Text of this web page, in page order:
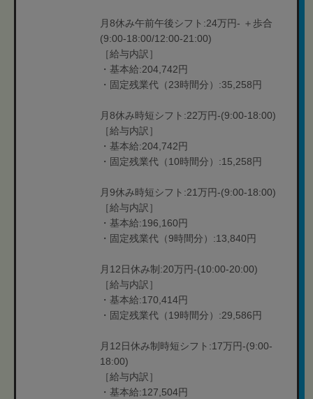
月8休み午前午後シフト:24万円- ＋歩合
(9:00-18:00/12:00-21:00)
［給与内訳］
・基本給:204,742円
・固定残業代（23時間分）:35,258円
月8休み時短シフト:22万円-(9:00-18:00)
［給与内訳］
・基本給:204,742円
・固定残業代（10時間分）:15,258円
月9休み時短シフト:21万円-(9:00-18:00)
［給与内訳］
・基本給:196,160円
・固定残業代（9時間分）:13,840円
月12日休み制:20万円-(10:00-20:00)
［給与内訳］
・基本給:170,414円
・固定残業代（19時間分）:29,586円
月12日休み制時短シフト:17万円-(9:00-
18:00)
［給与内訳］
・基本給:127,504円